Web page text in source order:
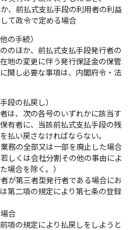
、前払式支払手段の利用者の利益
て政令で定める場合
の手続）
のほか、前払式支払手段発行者の
地の変更に伴う発行保証金の保管
関し必要な事項は、内閣府令・法
段の払戻し）
は、次の各号のいずれかに該当す
有者に、当該前払式支払手段の残
払い戻さなければならない。
務の全部又は一部を廃止した場合
しくは会社分割その他の事由によ
場合を除く。）
が第三者型発行者である場合にお
第二項の規定により第七条の登録
合
項の規定により払戻しをしようと